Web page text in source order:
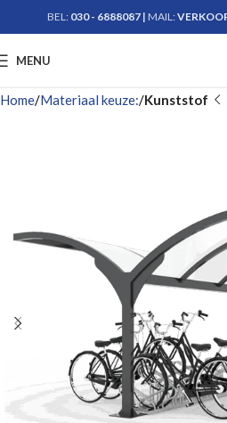
BEL: 030 - 6888087| MAIL:
MENU
Home Materiaal keuze: Kunststof